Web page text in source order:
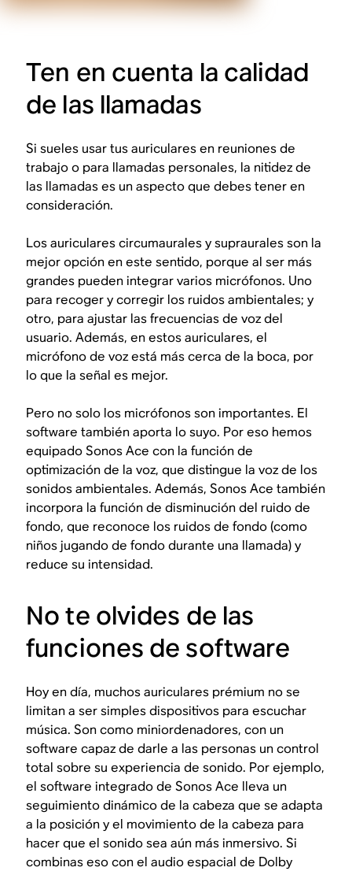
Ten en cuenta la calidad
de las llamadas
Si sueles usar tus auriculares en reuniones de
trabajo o para llamadas personales, la nitidez de
las llamadas es un aspecto que debes tener en
consideración.
Los auriculares circumaurales y supraurales son la
mejor opción en este sentido, porque al ser más
grandes pueden integrar varios micrófonos. Uno
para recoger y corregir los ruidos ambientales; y
otro, para ajustar las frecuencias de voz del
usuario. Además, en estos auriculares, el
micrófono de voz está más cerca de la boca, por
lo que la señal es mejor.
Pero no solo los micrófonos son importantes. El
software también aporta lo suyo. Por eso hemos
equipado Sonos Ace con la función de
optimización de la voz, que distingue la voz de los
sonidos ambientales. Además, Sonos Ace también
incorpora la función de disminución del ruido de
fondo, que reconoce los ruidos de fondo (como
niños jugando de fondo durante una llamada) y
reduce su intensidad.
No te olvides de las
funciones de software
Hoy en día, muchos auriculares prémium no se
limitan a ser simples dispositivos para escuchar
música. Son como miniordenadores, con un
software capaz de darle a las personas un control
total sobre su experiencia de sonido. Por ejemplo,
el software integrado de Sonos Ace lleva un
seguimiento dinámico de la cabeza que se adapta
a la posición y el movimiento de la cabeza para
hacer que el sonido sea aún más inmersivo. Si
combinas eso con el audio espacial de Dolby